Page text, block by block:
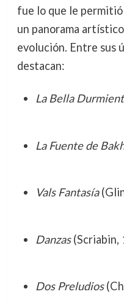
fue lo que le
un panorama
evolución. Entre sus
destacan:
La Bella
La Fuente de
Vals Fantasía
Danzas(Scriabin,
Dos Preludios